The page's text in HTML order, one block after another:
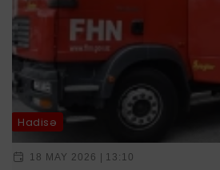
Hadisə
18 MAY 2026 | 13:10